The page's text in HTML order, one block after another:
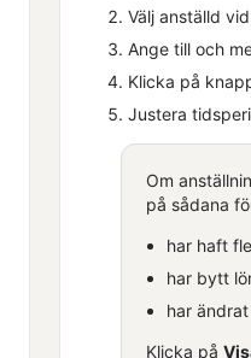
Välj anställd
Ange till och
Klicka på
Justera
Om
på sådana
har haft
har bytt
har
Klicka på